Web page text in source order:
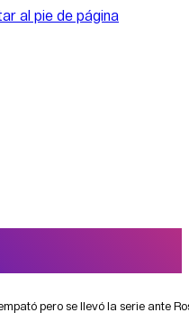
al pie de página
pero se llevó la serie ante